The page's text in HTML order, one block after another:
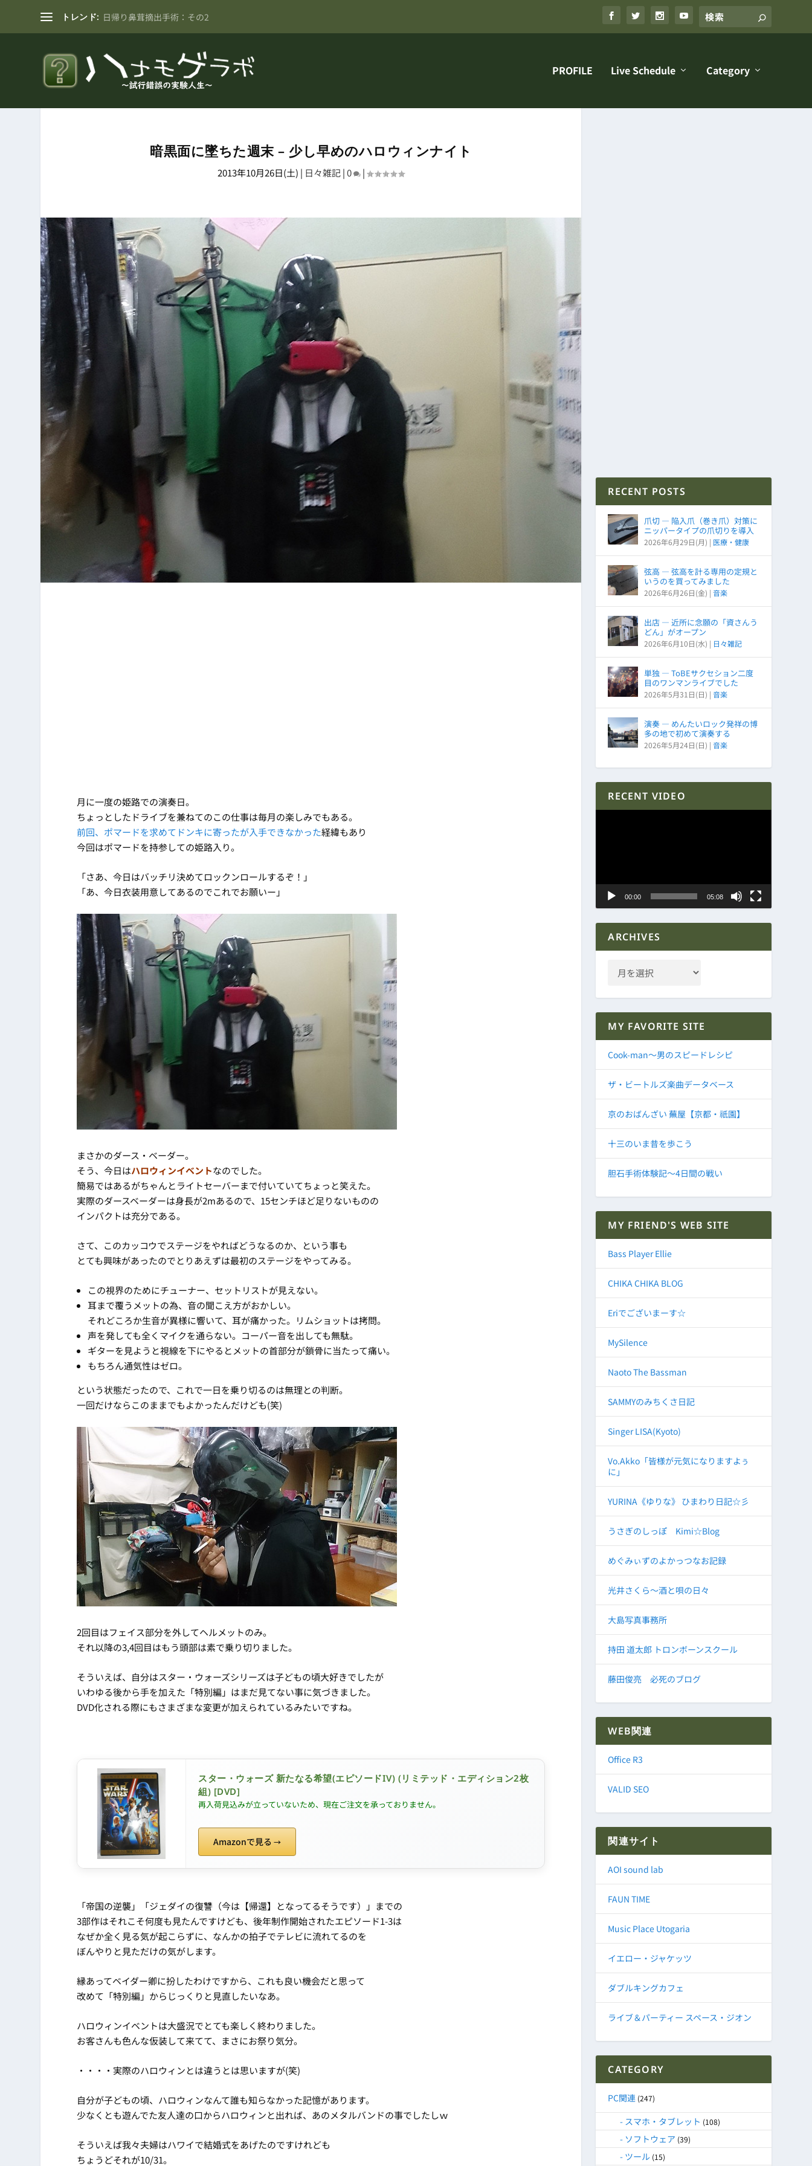
トレンド: 日帰り鼻茸摘出手術：その2
PROFILE Live Schedule Category
暗黒面に墜ちた週末 – 少し早めのハロウィンナイト
2013年10月26日(土) | 日々雑記|0 |
月に一度の姫路での演奏日。
ちょっとしたドライブを兼ねてのこの仕事は毎月の楽しみでもある。
前回、ポマードを求めてドンキに寄ったが入手できなかった経緯もあり
今回はポマードを持参しての姫路入り。
「さあ、今日はバッチリ決めてロックンロールするぞ！」
「あ、今日衣装用意してあるのでこれでお願いー」
まさかのダース・ベーダー。
そう、今日はハロウィンイベントなのでした。
簡易ではあるがちゃんとライトセーバーまで付いていてちょっと笑えた。
実際のダースベーダーは身長が2mあるので、15センチほど足りないものの
インパクトは充分である。
さて、このカッコウでステージをやればどうなるのか、という事も
とても興味があったのでとりあえずは最初のステージをやってみる。
この視界のためにチューナー、セットリストが見えない。
耳まで覆うメットの為、音の聞こえ方がおかしい。
それどころか生音が異様に響いて、耳が痛かった。リムショットは拷問。
声を発しても全くマイクを通らない。コーパー音を出しても無駄。
ギターを見ようと視線を下にやるとメットの首部分が鎖骨に当たって痛い。
もちろん通気性はゼロ。
という状態だったので、これで一日を乗り切るのは無理との判断。
一回だけならこのままでもよかったんだけども(笑)
2回目はフェイス部分を外してヘルメットのみ。
それ以降の3,4回目はもう頭部は素で乗り切りました。
そういえば、自分はスター・ウォーズシリーズは子どもの頃大好きでしたが
いわゆる後から手を加えた「特別編」はまだ見てない事に気づきました。
DVD化される際にもさまざまな変更が加えられているみたいですね。
スター・ウォーズ 新たなる希望(エピソードIV) (リミテッド・エディション2枚
組) [DVD]
再入荷見込みが立っていないため、現在ご注文を承っておりません。
Amazonで見る
「帝国の逆襲」「ジェダイの復讐（今は【帰還】となってるそうです）」までの
3部作はそれこそ何度も見たんですけども、後年制作開始されたエピソード1-3は
なぜか全く見る気が起こらずに、なんかの拍子でテレビに流れてるのを
ぼんやりと見ただけの気がします。
縁あってベイダー卿に扮したわけですから、これも良い機会だと思って
改めて「特別編」からじっくりと見直したいなあ。
ハロウィンイベントは大盛況でとても楽しく終わりました。
お客さんも色んな仮装して来てて、まさにお祭り気分。
・・・・実際のハロウィンとは違うとは思いますが(笑)
自分が子どもの頃、ハロウィンなんて誰も知らなかった記憶があります。
少なくとも遊んでた友人達の口からハロウィンと出れば、あのメタルバンドの事でしたしｗ
そういえば我々夫婦はハワイで結婚式をあげたのですけれども
ちょうどそれが10/31。
RECENT POSTS
爪切 ― 陥入爪（巻き爪）対策に
ニッパータイプの爪切りを導入
2026年6月29日(月) | 医療・健康
弦高 ― 弦高を計る専用の定規と
いうのを買ってみました
2026年6月26日(金) |音楽
出店 ― 近所に念願の「資さんう
どん」がオープン
2026年6月10日(水) | 日々雑記
単独 ― ToBEサクセション二度
目のワンマンライブでした
2026年5月31日(日) |音楽
演奏 ― めんたいロック発祥の博
多の地で初めて演奏する
2026年5月24日(日) |音楽
RECENT VIDEO
ー
00:00 05:08
ARCHIVES
MY FAVORITE SITE
Cook-man～男のスピードレシピ
ザ・ビートルズ楽曲データベース
京のおばんざい 蕪屋【京都・祇園】
十三のいま昔を歩こう
胆石手術体験記～4日間の戦い
MY FRIEND'S WEB SITE
Bass Player Ellie
CHIKA CHIKA BLOG
Eriでございまーす☆
MySilence
Naoto The Bassman
SAMMYのみちくさ日記
Singer LISA(Kyoto)
Vo.Akko「皆様が元気になりますよぅ
に」
YURINA《ゆりな》 ひまわり日記☆彡
うさぎのしっぽ Kimi☆Blog
めぐみぃずのよかっつなお記録
光井さくら～酒と唄の日々
大島写真事務所
持田 道太郎 トロンボーンスクール
藤田俊亮 必死のブログ
WEB関連
Office R3
VALID SEO
関連サイト
AOI sound lab
FAUN TIME
Music Place Utogaria
イエロー・ジャケッツ
ダブルキングカフェ
ライブ＆パーティー スペース・ジオン
CATEGORY
PC関連 (247)
スマホ・タブレット (108)
ソフトウェア (39)
ツール (15)